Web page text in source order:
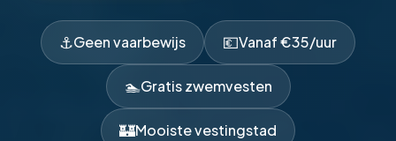
⚓Geen vaarbewijs 💶Vanaf €35/uur
🏊Gratis zwemvesten
🏰Mooiste vestingstad